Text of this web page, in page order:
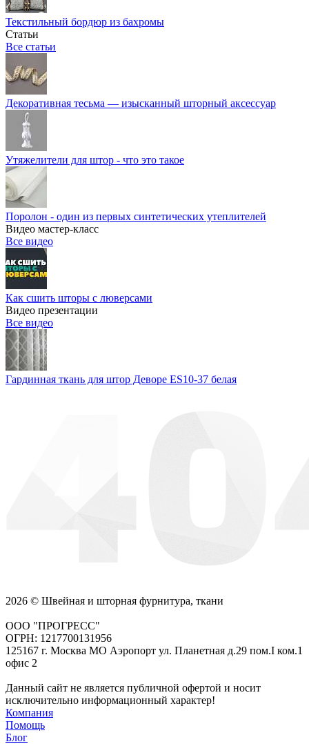
Текстильный бордюр из бахромы
Статьи
Все статьи
Декоративная тесьма — изысканный шторный аксессуар
Утяжелители для штор - что это такое
Поролон - один из первых синтетических утеплителей
Видео мастер-класс
Все видео
Как сшить шторы с люверсами
Видео презентации
Все видео
Гардинная ткань для штор Деворе ES10-37 белая
2026 © Швейная и шторная фурнитура, ткани
ООО "ПРОГРЕСС"
ОГРН: 1217700131956
125167 г. Москва МО Аэропорт ул. Планетная д.29 пом.I ком.1
офис 2
Данный сайт не является публичной офертой и носит
исключительно информационный характер!
Компания
Помощь
Блог